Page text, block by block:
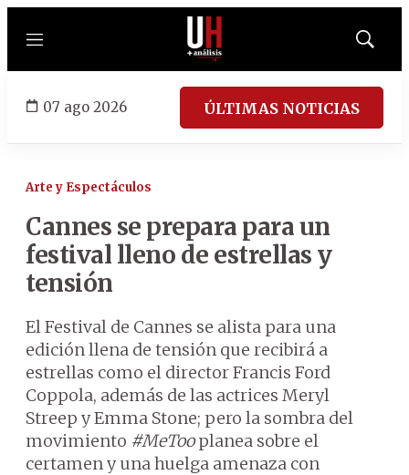
Menú
Mostrar
07 ago 2026 ÚLTIMAS NOTICIAS
Arte y Espectáculos
Cannes se prepara para un
festival lleno de estrellas y
tensión
El Festival de Cannes se alista para una
edición llena de tensión que recibirá a
estrellas como el director Francis Ford
Coppola, además de las actrices Meryl
Streep y Emma Stone; pero la sombra del
movimiento #MeTooplanea sobre el
certamen y una huelga amenaza con